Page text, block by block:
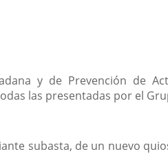
y de Prevención de
las presentadas por el
subasta, de un nuevo